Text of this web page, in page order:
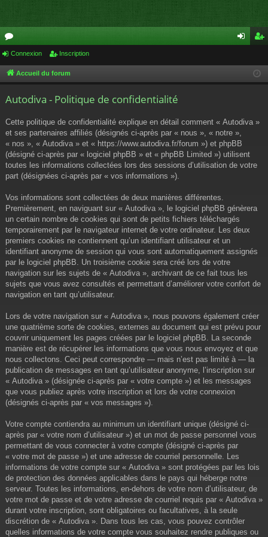
or
u cri
Connexion Inscription
Accueil du forum
Autodiva - Politique de confidentialité
Cette politique de confidentialité explique en détail comment « Autodiva »
et ses partenaires affiliés (désignés ci-après par « nous », « notre »,
« nos », « Autodiva » et « https://www.autodiva.fr/forum ») et phpBB
(désigné ci-après par « logiciel phpBB » et « phpBB Limited ») utilisent
toutes les informations collectées lors des sessions d’utilisation de votre
part (désignées ci-après par « vos informations »).
Vos informations sont collectées de deux manières différentes.
Premièrement, en naviguant sur « Autodiva », le logiciel phpBB génèrera
un certain nombre de cookies qui sont de petits fichiers téléchargés
temporairement par le navigateur internet de votre ordinateur. Les deux
premiers cookies ne contiennent qu’un identifiant utilisateur et un
identifiant anonyme de session qui vous sont automatiquement assignés
par le logiciel phpBB. Un troisième cookie sera créé lors de votre
navigation sur les sujets de « Autodiva », archivant de ce fait tous les
sujets que vous avez consultés et permettant d’améliorer votre confort de
navigation en tant qu’utilisateur.
Lors de votre navigation sur « Autodiva », nous pouvons également créer
une quatrième sorte de cookies, externes au document qui est prévu pour
couvrir uniquement les pages créées par le logiciel phpBB. La seconde
manière est de récupérer les informations que vous nous envoyez et que
nous collectons. Ceci peut correspondre — mais n’est pas limité à — la
publication de messages en tant qu’utilisateur anonyme, l’inscription sur
« Autodiva » (désignée ci-après par « votre compte ») et les messages
que vous publiez après votre inscription et lors de votre connexion
(désignés ci-après par « vos messages »).
Votre compte contiendra au minimum un identifiant unique (désigné ci-
après par « votre nom d’utilisateur ») et un mot de passe personnel vous
permettant de vous connecter à votre compte (désigné ci-après par
« votre mot de passe ») et une adresse de courriel personnelle. Les
informations de votre compte sur « Autodiva » sont protégées par les lois
de protection des données applicables dans le pays qui héberge notre
serveur. Toutes les informations, en-dehors de votre nom d’utilisateur, de
votre mot de passe et de votre adresse de courriel requis par « Autodiva »
durant votre inscription, sont obligatoires ou facultatives, à la seule
discrétion de « Autodiva ». Dans tous les cas, vous pouvez contrôler
quelles informations de votre compte vous souhaitez rendre publiques ou